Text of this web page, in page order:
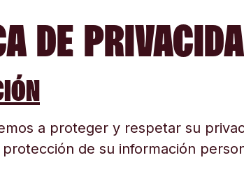
DE
a proteger y respetar su
de su información